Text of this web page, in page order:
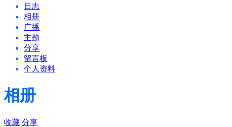
日志
相册
广播
主题
分享
留言板
个人资料
相册
收藏 分享